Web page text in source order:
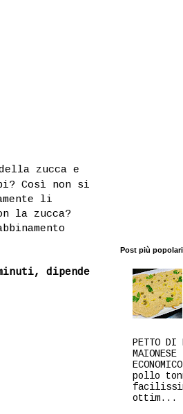
zucca e
Così non si
li
la zucca?
minuti, dipende
Post più popolari
PETTO DI
MAIONESE
pollo
ottim...